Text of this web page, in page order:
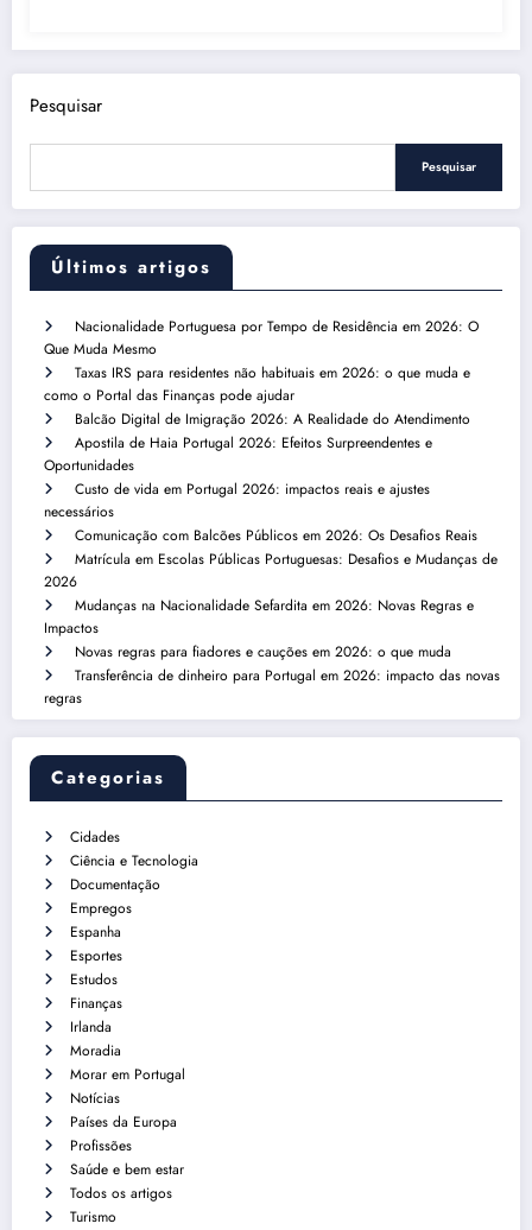
Pesquisar
Pesquisar
Últimos artigos
Nacionalidade Portuguesa por Tempo de Residência em 2026: O
Que Muda Mesmo
Taxas IRS para residentes não habituais em 2026: o que muda e
como o Portal das Finanças pode ajudar
Balcão Digital de Imigração 2026: A Realidade do Atendimento
Apostila de Haia Portugal 2026: Efeitos Surpreendentes e
Oportunidades
Custo de vida em Portugal 2026: impactos reais e ajustes
necessários
Comunicação com Balcões Públicos em 2026: Os Desafios Reais
Matrícula em Escolas Públicas Portuguesas: Desafios e Mudanças de
2026
Mudanças na Nacionalidade Sefardita em 2026: Novas Regras e
Impactos
Novas regras para fiadores e cauções em 2026: o que muda
Transferência de dinheiro para Portugal em 2026: impacto das novas
regras
Categorias
Cidades
Ciência e Tecnologia
Documentação
Empregos
Espanha
Esportes
Estudos
Finanças
Irlanda
Moradia
Morar em Portugal
Notícias
Países da Europa
Profissões
Saúde e bem estar
Todos os artigos
Turismo